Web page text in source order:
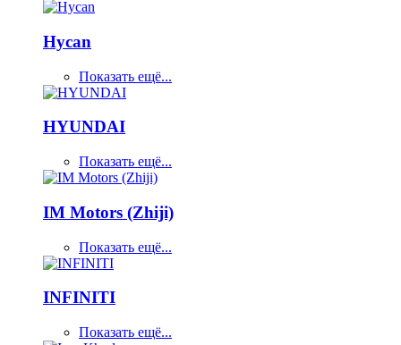
Hycan
Показать ещё...
HYUNDAI
Показать ещё...
IM Motors (Zhiji)
Показать ещё...
INFINITI
Показать ещё...